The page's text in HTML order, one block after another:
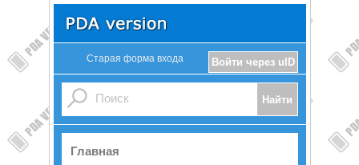
Войти через uID
Старая форма входа
Главная